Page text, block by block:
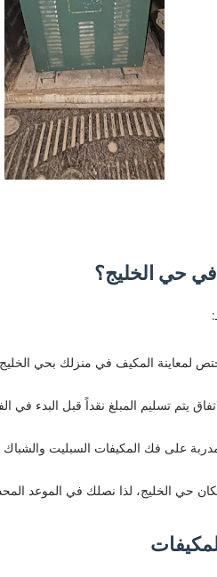
في حي الخليج؟
لمعاينة المكيف في منزلك بحي
يتم تسليم المبلغ نقداً قبل البدء في
مدربة على فك المكيفات السبليت
حي الخليج، لذا نصلك في الموعد